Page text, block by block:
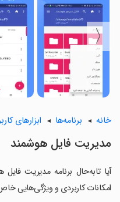
〈
خانه برنامه‌ها ابزارهای
مدیریت فایل هوشمند
آیا تابه‌حال برنامه مدیریت فایل
امکانات کاربردی و ویژگی‌هایی